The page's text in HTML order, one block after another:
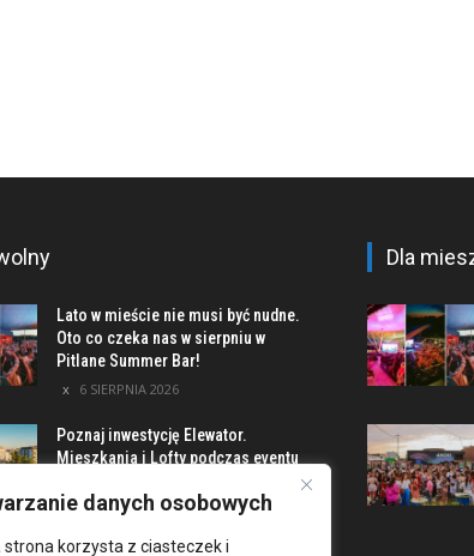
danych osobowych
strona korzysta z ciasteczek i
Lato w mieście nie musi być nudne.
Oto co czeka nas w sierpniu w
Pitlane Summer Bar!
6 SIERPNIA 2026
Poznaj inwestycję Elewator.
Mieszkania i Lofty podczas eventu
5 SIERPNIA 2026
Dla